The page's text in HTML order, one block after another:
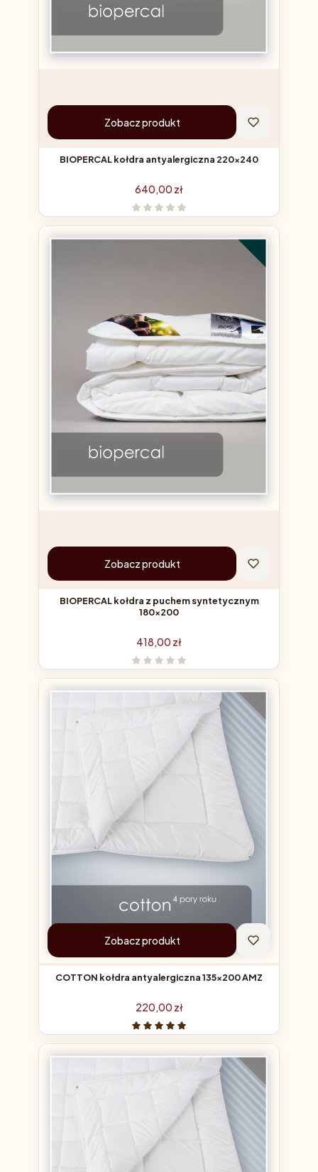
Zobacz produkt
BIOPERCAL kołdra antyalergiczna 220x240
Cena
640,00 zł
Zobacz produkt
BIOPERCAL kołdra z puchem syntetycznym
180x200
Cena
418,00 zł
Zobacz produkt
COTTON kołdra antyalergiczna 135x200 AMZ
Cena
220,00 zł